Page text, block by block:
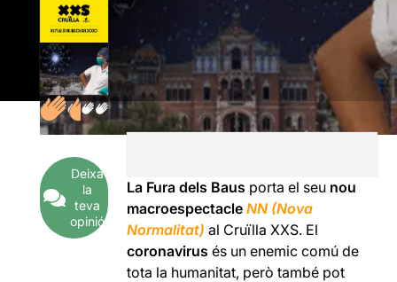
Deixa
la
teva
opinió
La Fura dels Baus porta el seu nou
macroespectacleNN (Nova
Normalitat) al Cruïlla XXS. El
coronavirus és un enemic comú de
tota la humanitat, però també pot